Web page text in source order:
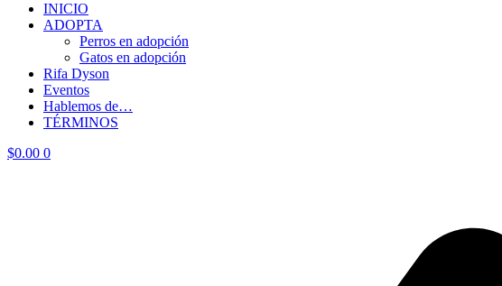
INICIO
ADOPTA
Perros en adopción
Gatos en adopción
Rifa Dyson
Eventos
Hablemos de…
TÉRMINOS
$0.00 0